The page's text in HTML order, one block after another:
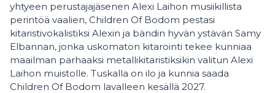
yhtyeen perustajajäsenen Alexi Laihon musiikillista
perintöä vaalien, Children Of Bodom pestasi
kitaristivokalistiksi Alexin ja bändin hyvän ystävän Samy
Elbannan, jonka uskomaton kitarointi tekee kunniaa
maailman parhaaksi metallikitaristiksikin valitun Alexi
Laihon muistolle. Tuskalla on ilo ja kunnia saada
Children Of Bodom lavalleen kesällä 2027.